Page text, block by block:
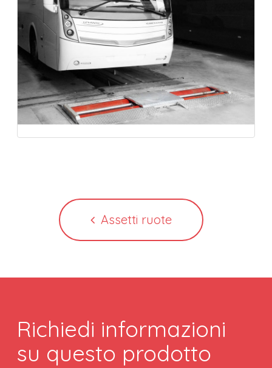
Assetti ruote
Richiedi informazioni
su questo prodotto